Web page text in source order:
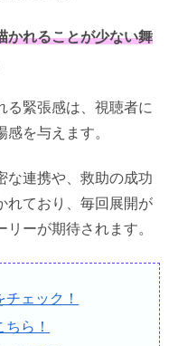
かれることが少ない舞
る緊張感は、視聴者に
感を与えます。
な連携や、救助の成功
れており、毎回展開が
ーが期待されます。
チェック！
ら！